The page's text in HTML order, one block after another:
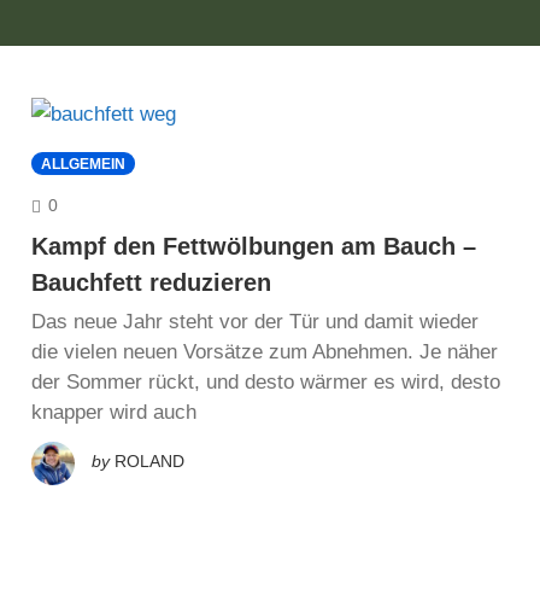
ALLGEMEIN
0COMMENTS
Kampf den Fettwölbungen am Bauch –
Bauchfett reduzieren
Das neue Jahr steht vor der Tür und damit wieder
die vielen neuen Vorsätze zum Abnehmen. Je näher
der Sommer rückt, und desto wärmer es wird, desto
knapper wird auch
by ROLAND